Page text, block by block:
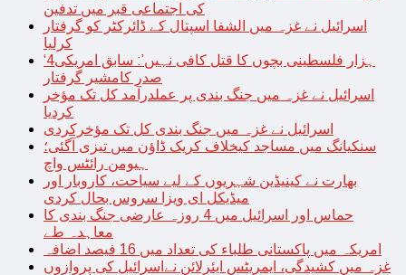
کی اجتماعی قبر میں تدفین
اسرائیل نے غزہ میں الشفا اسپتال کے ڈائرکٹر کو گرفتار
کرلیا
‘4ہزار فلسطینی بچوں کا قتل کافی نہیں’: سابق امریکی
صدر کامشیر گرفتار
اسرائیل نے غزہ میں جنگ بندی پر عملدرآمد کل تک مؤخر
کردیا
اسرائیل نے غزہ میں جنگ بندی کل تک مؤخرکردی
سنکیانگ میں مساجد کیخلاف کریک ڈاؤن میں تیزی آگئی؛
ہیومن رائٹس واچ
بھارت نے کینیڈین شہریوں کے لیے سیاحت، کاروبار اور
میڈیکل ای ویزا سروس بحال کردی
حماس اور اسرائیل میں 4 روزہ عارضی جنگ بندی کا
معاہدہ طے
امریکہ میں پاکستانی طلباء کی تعداد میں 16 فیصد اضافہ
غزہ میں کشیدگی، ایمریٹس ایئرلائن نےاسرائیل کی پروازوں